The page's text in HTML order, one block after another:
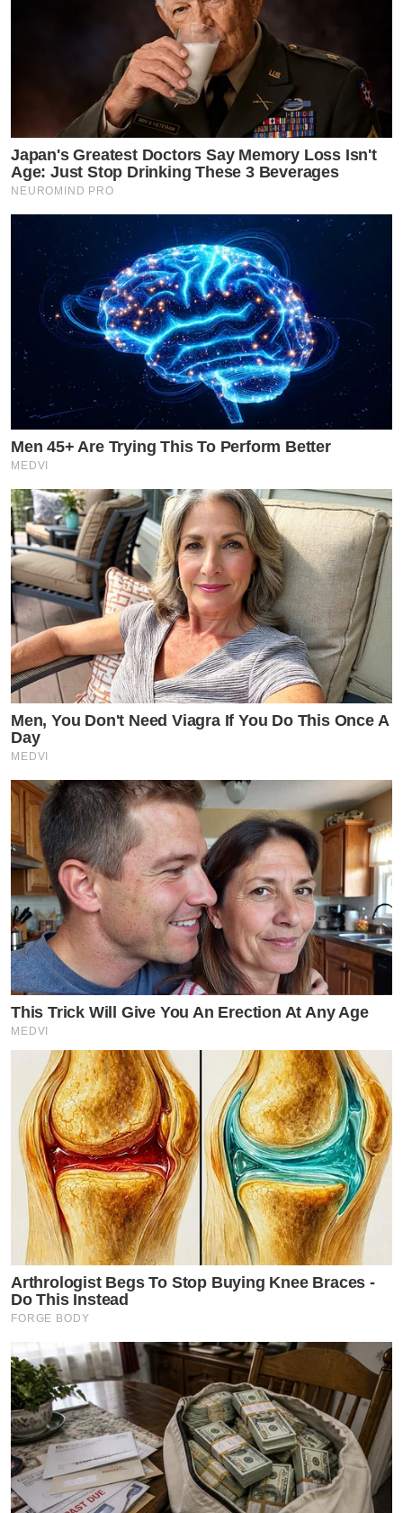
Japan's Greatest Doctors Say Memory Loss Isn't
Age: Just Stop Drinking These 3 Beverages
NEUROMIND PRO
Men 45+ Are Trying This To Perform Better
MEDVI
Men, You Don't Need Viagra If You Do This Once A
Day
MEDVI
This Trick Will Give You An Erection At Any Age
MEDVI
Arthrologist Begs To Stop Buying Knee Braces -
Do This Instead
FORGE BODY